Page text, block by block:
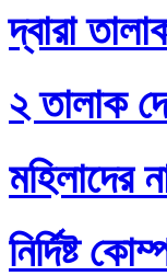
দ্বারা
২ তালাক
মহিলাদের
নির্দিষ্ট